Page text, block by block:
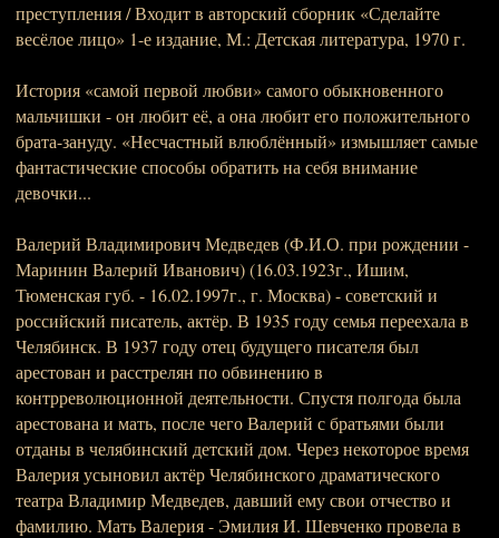
преступления / Входит в авторский сборник «Сделайте
весёлое лицо» 1-е издание, М.: Детская литература, 1970 г.
История «самой первой любви» самого обыкновенного
мальчишки - он любит её, а она любит его положительного
брата-зануду. «Несчастный влюблённый» измышляет самые
фантастические способы обратить на себя внимание
девочки...
Валерий Владимирович Медведев (Ф.И.О. при рождении -
Маринин Валерий Иванович) (16.03.1923г., Ишим,
Тюменская губ. - 16.02.1997г., г. Москва) - советский и
российский писатель, актёр. В 1935 году семья переехала в
Челябинск. В 1937 году отец будущего писателя был
арестован и расстрелян по обвинению в
контрреволюционной деятельности. Спустя полгода была
арестована и мать, после чего Валерий с братьями были
отданы в челябинский детский дом. Через некоторое время
Валерия усыновил актёр Челябинского драматического
театра Владимир Медведев, давший ему свои отчество и
фамилию. Мать Валерия - Эмилия И. Шевченко провела в